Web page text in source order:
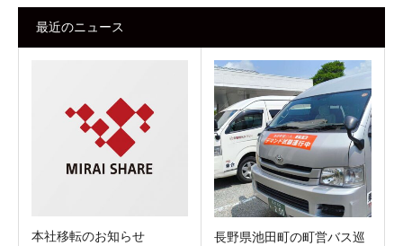
最近のニュース
本社移転のお知らせ
長野県池田町の町営バス巡